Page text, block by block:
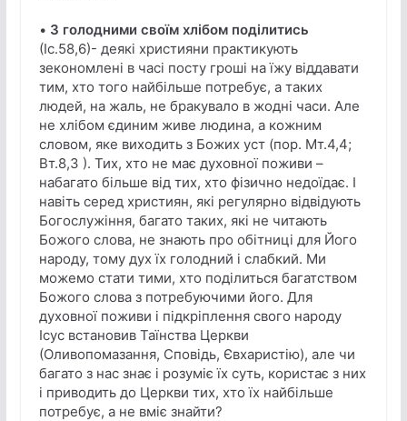
• З голодними своїм хлібом поділитись
(Іс.58,6)- деякі християни практикують
зекономлені в часі посту гроші на їжу віддавати
тим, хто того найбільше потребує, а таких
людей, на жаль, не бракувало в жодні часи. Але
не хлібом єдиним живе людина, а кожним
словом, яке виходить з Божих уст (пор. Мт.4,4;
Вт.8,3 ). Тих, хто не має духовної поживи –
набагато більше від тих, хто фізично недоїдає. І
навіть серед християн, які регулярно відвідують
Богослужіння, багато таких, які не читають
Божого слова, не знають про обітниці для Його
народу, тому дух їх голодний і слабкий. Ми
можемо стати тими, хто поділиться багатством
Божого слова з потребуючими його. Для
духовної поживи і підкріплення свого народу
Ісус встановив Таїнства Церкви
(Оливопомазання, Сповідь, Євхаристію), але чи
багато з нас знає і розуміє їх суть, користає з них
і приводить до Церкви тих, хто їх найбільше
потребує, а не вміє знайти?